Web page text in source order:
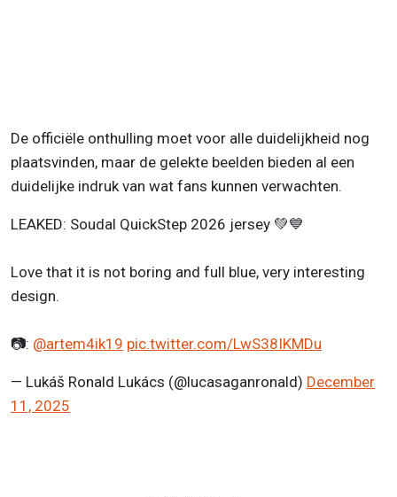
De officiële onthulling moet voor alle duidelijkheid nog
plaatsvinden, maar de gelekte beelden bieden al een
duidelijke indruk van wat fans kunnen verwachten.
LEAKED: Soudal QuickStep 2026 jersey 💚💙
Love that it is not boring and full blue, very interesting
design.
📷: @artem4ik19 pic.twitter.com/LwS38IKMDu
— Lukáš Ronald Lukács (@lucasaganronald) December
11, 2025